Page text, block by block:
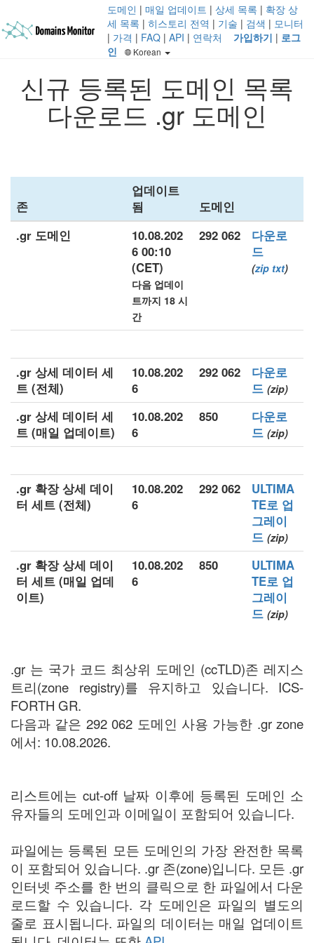
도메인 | 매일 업데이트 | 상세 목록 | 확장 상
세 목록 | 히스토리 전역 | 기술 | 검색 | 모니터
| 가격 | FAQ | API | 연락처 가입하기 | 로그
인
Korean
신규 등록된 도메인 목록
다운로드 .gr 도메인
존
업데이트
됨
도메인
.gr 도메인
10.08.202
6 00:10
(CET)
다음 업데이
트까지 18 시
간
292 062
다운로
드
(zip txt)
.gr 상세 데이터 세
트 (전체)
10.08.202
6
292 062
다운로
드 (zip)
.gr 상세 데이터 세
트 (매일 업데이트)
10.08.202
6
850
다운로
드 (zip)
.gr 확장 상세 데이
터 세트 (전체)
10.08.202
6
292 062
ULTIMA
TE로 업
그레이
드 (zip)
.gr 확장 상세 데이
터 세트 (매일 업데
이트)
10.08.202
6
850
ULTIMA
TE로 업
그레이
드 (zip)
.gr 는 국가 코드 최상위 도메인 (ccTLD)존 레지스
트리(zone registry)를 유지하고 있습니다. ICS-
FORTH GR.
다음과 같은 292 062 도메인 사용 가능한 .gr zone
에서: 10.08.2026.
리스트에는 cut-off 날짜 이후에 등록된 도메인 소
유자들의 도메인과 이메일이 포함되어 있습니다.
파일에는 등록된 모든 도메인의 가장 완전한 목록
이 포함되어 있습니다. .gr 존(zone)입니다. 모든 .gr
인터넷 주소를 한 번의 클릭으로 한 파일에서 다운
로드할 수 있습니다. 각 도메인은 파일의 별도의
줄로 표시됩니다. 파일의 데이터는 매일 업데이트